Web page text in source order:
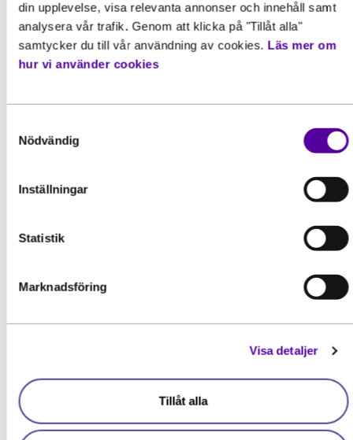
din upplevelse, visa relevanta annonser och innehåll samt
analysera vår trafik. Genom att klicka på "Tillåt alla"
samtycker du till vår användning av cookies. Läs mer om
hur vi använder cookies
Nödvändig
Inställningar
Statistik
Marknadsföring
Visa detaljer
Tillåt alla
“Efter 20 år i branschen vill jag
Kristoffer Hedentor arbetar som platschef
har haft rollen...
Läs mer